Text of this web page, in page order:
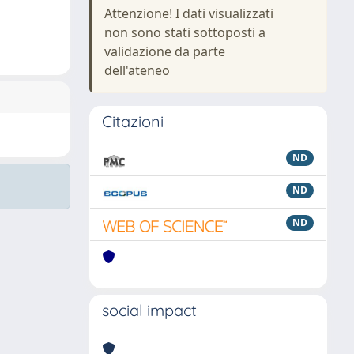
Attenzione! I dati visualizzati
non sono stati sottoposti a
validazione da parte
dell'ateneo
Citazioni
ND
ND
ND
social impact